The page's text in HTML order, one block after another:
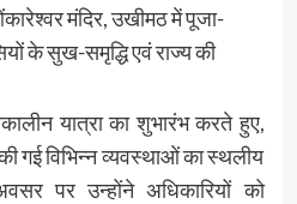
मंदिर, उखीमठ में पूजा-
के सुख-समृद्धि एवं राज्य की
यात्रा का शुभारंभ करते हुए,
की गई विभिन्न व्यवस्थाओं का स्थलीय
पर उन्होंने अधिकारियों को